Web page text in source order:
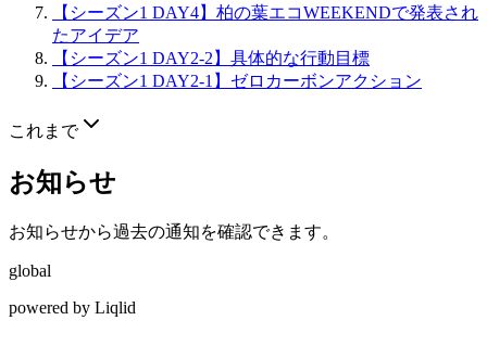
【シーズン1 DAY4】柏の葉エコWEEKENDで発表され
たアイデア
【シーズン1 DAY2-2】具体的な行動目標
【シーズン1 DAY2-1】ゼロカーボンアクション
これまで
お知らせ
お知らせから過去の通知を確認できます。
global
powered by Liqlid